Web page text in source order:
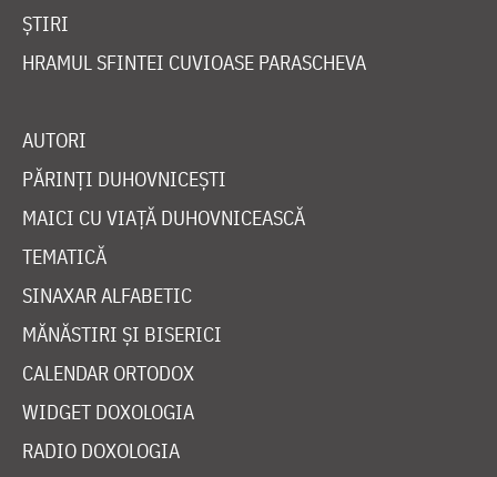
ȘTIRI
HRAMUL SFINTEI CUVIOASE PARASCHEVA
AUTORI
PĂRINȚI DUHOVNICEȘTI
MAICI CU VIAȚĂ DUHOVNICEASCĂ
TEMATICĂ
SINAXAR ALFABETIC
MĂNĂSTIRI ȘI BISERICI
CALENDAR ORTODOX
WIDGET DOXOLOGIA
RADIO DOXOLOGIA